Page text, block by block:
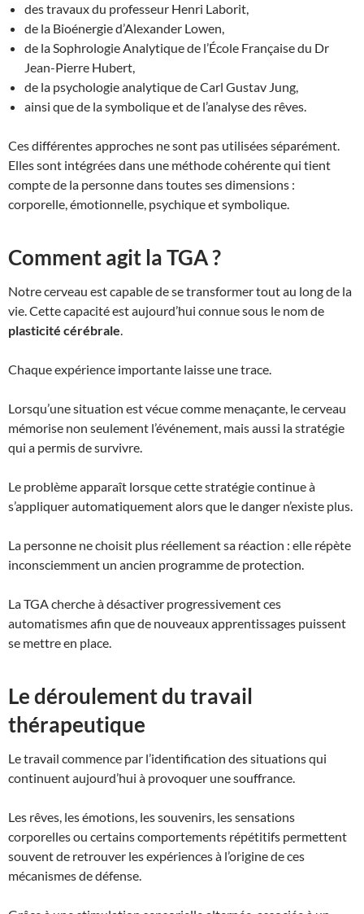
des travaux du professeur Henri Laborit,
de la Bioénergie d’Alexander Lowen,
de la Sophrologie Analytique de l’École Française du Dr
Jean-Pierre Hubert,
de la psychologie analytique de Carl Gustav Jung,
ainsi que de la symbolique et de l’analyse des rêves.
Ces différentes approches ne sont pas utilisées séparément.
Elles sont intégrées dans une méthode cohérente qui tient
compte de la personne dans toutes ses dimensions :
corporelle, émotionnelle, psychique et symbolique.
Comment agit la TGA ?
Notre cerveau est capable de se transformer tout au long de la
vie. Cette capacité est aujourd’hui connue sous le nom de
plasticité cérébrale.
Chaque expérience importante laisse une trace.
Lorsqu’une situation est vécue comme menaçante, le cerveau
mémorise non seulement l’événement, mais aussi la stratégie
qui a permis de survivre.
Le problème apparaît lorsque cette stratégie continue à
s’appliquer automatiquement alors que le danger n’existe plus.
La personne ne choisit plus réellement sa réaction : elle répète
inconsciemment un ancien programme de protection.
La TGA cherche à désactiver progressivement ces
automatismes afin que de nouveaux apprentissages puissent
se mettre en place.
Le déroulement du travail
thérapeutique
Le travail commence par l’identification des situations qui
continuent aujourd’hui à provoquer une souffrance.
Les rêves, les émotions, les souvenirs, les sensations
corporelles ou certains comportements répétitifs permettent
souvent de retrouver les expériences à l’origine de ces
mécanismes de défense.